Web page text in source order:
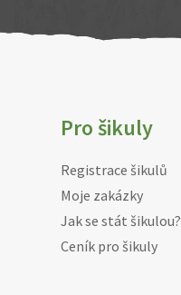
Pro šikuly
Registrace šikulů
Moje zakázky
Jak se stát šikulou?
Ceník pro šikuly